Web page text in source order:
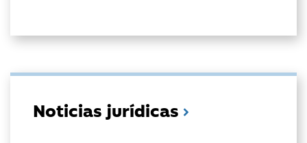
Noticias jurídicas